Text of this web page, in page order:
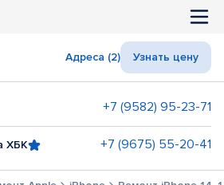
Адреса (2) Узнать цену
+7 (9582) 95-23-71
ХБК +7 (9675) 55-20-41